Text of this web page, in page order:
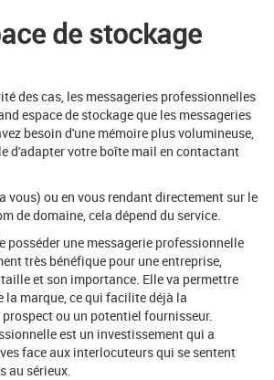
de stockage
des cas, les messageries professionnelles
espace de stockage que les messageries
besoin d'une mémoire plus volumineuse,
d'adapter votre boîte mail en contactant
vous) ou en vous rendant directement sur le
de domaine, cela dépend du service.
posséder une messagerie professionnelle
très bénéfique pour une entreprise,
et son importance. Elle va permettre
la marque, ce qui facilite déjà la
ou un potentiel fournisseur.
est un investissement qui a
face aux interlocuteurs qui se sentent
au sérieux.